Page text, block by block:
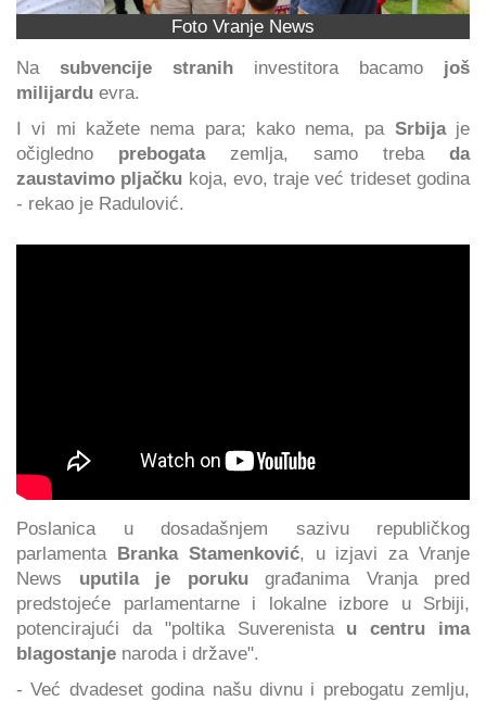
Foto Vranje News
Na subvencije stranih investitora bacamo još
milijardu evra.
I vi mi kažete nema para; kako nema, pa Srbijaje
očigledno prebogatazemlja, samo treba da
zaustavimo pljačku koja, evo, traje već trideset godina
- rekao je Radulović.
Poslanica u dosadašnjem sazivu republičkog
parlamenta Branka Stamenković, u izjavi za Vranje
News uputila je porukugrađanima Vranja pred
predstojeće parlamentarne i lokalne izbore u Srbiji,
potencirajući da "poltika Suverenista u centru ima
blagostanje naroda i države".
- Već dvadeset godina našu divnu i prebogatu zemlju,